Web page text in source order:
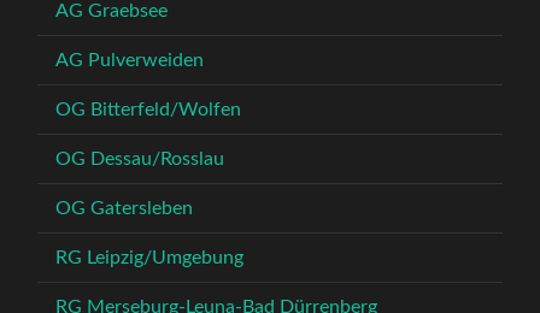
AG Graebsee
AG Pulverweiden
OG Bitterfeld/Wolfen
OG Dessau/Rosslau
OG Gatersleben
RG Leipzig/Umgebung
RG Merseburg-Leuna-Bad Dürrenberg